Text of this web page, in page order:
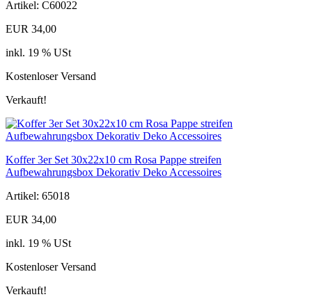
Artikel: C60022
EUR 34,00
inkl. 19 % USt
Kostenloser Versand
Verkauft!
Koffer 3er Set 30x22x10 cm Rosa Pappe streifen
Aufbewahrungsbox Dekorativ Deko Accessoires
Artikel: 65018
EUR 34,00
inkl. 19 % USt
Kostenloser Versand
Verkauft!